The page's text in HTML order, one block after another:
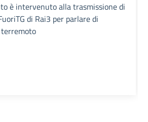
è intervenuto alla trasmissione di
di Rai3 per parlare di